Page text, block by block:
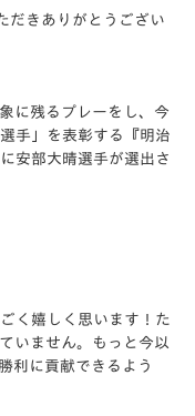
だきありがとうござい
に残るプレーをし、今
手」を表彰する『明治
安部大晴選手が選出さ
く嬉しく思います！た
いません。もっと今以
利に貢献できるよう